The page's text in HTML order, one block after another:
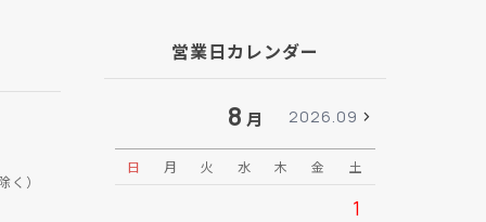
く）
営業日カレンダー
8 月 2026.09
日 月 火 水 木 金 土
1